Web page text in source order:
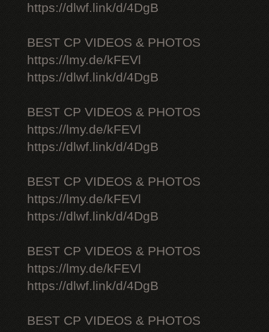
https://dlwf.link/d/4DgB
BEST CP VIDEOS & PHOTOS
https://lmy.de/kFEVl
https://dlwf.link/d/4DgB
BEST CP VIDEOS & PHOTOS
https://lmy.de/kFEVl
https://dlwf.link/d/4DgB
BEST CP VIDEOS & PHOTOS
https://lmy.de/kFEVl
https://dlwf.link/d/4DgB
BEST CP VIDEOS & PHOTOS
https://lmy.de/kFEVl
https://dlwf.link/d/4DgB
BEST CP VIDEOS & PHOTOS